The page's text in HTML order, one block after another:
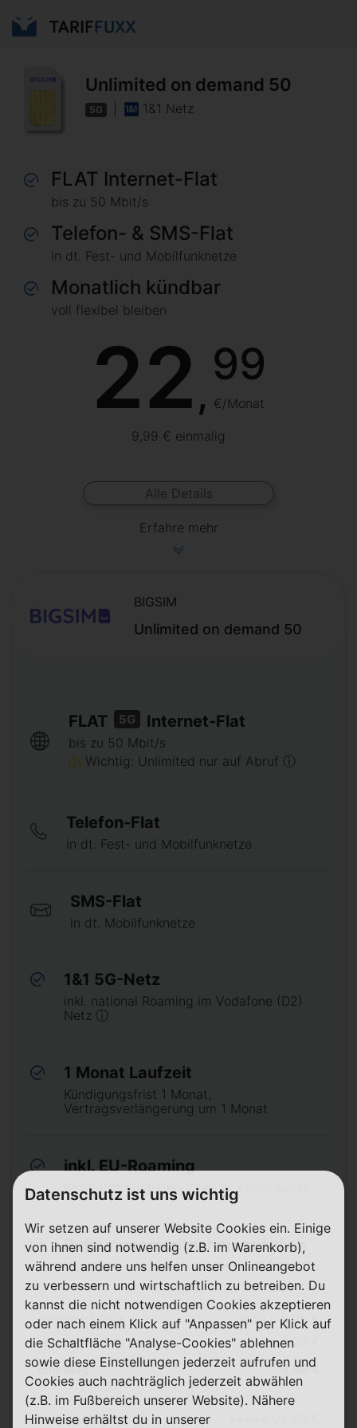
Unlimited on demand 50
5G 1&1 Netz
FLAT Internet-Flat
bis zu 50 Mbit/s
Telefon- & SMS-Flat
in dt. Fest- und Mobilfunknetze
Monatlich kündbar
voll flexibel bleiben
22,
99
€/Monat
9,99 € einmalig
Alle Details
Erfahre mehr
BIGSIM
Unlimited on demand 50
FLAT 5G Internet-Flat
bis zu 50 Mbit/s
Wichtig: Unlimited nur auf Abruf ⓘ
Telefon-Flat
in dt. Fest- und Mobilfunknetze
SMS-Flat
in dt. Mobilfunknetze
1&1 5G-Netz
inkl. national Roaming im Vodafone (D2)
Netz ⓘ
1 Monat Laufzeit
Kündigungsfrist 1 Monat,
Vertragsverlängerung um 1 Monat
inkl. EU-Roaming
Keine Roaming-Gebühren im EU-Ausland
Rufnummernmitnahme möglich
Von einem anderen Anbieter zu BIGSIM ⓘ
Anschlusspreis 19,99 € 9,99 €
Versandkosten
0,00 €
Einmalig
9,99 €
Grundgebühr
Datenschutz ist uns wichtig
Wir setzen auf unserer Website Cookies ein. Einige
von ihnen sind notwendig (z.B. im Warenkorb),
während andere uns helfen unser Onlineangebot
zu verbessern und wirtschaftlich zu betreiben. Du
kannst die nicht notwendigen Cookies akzeptieren
oder nach einem Klick auf "Anpassen" per Klick auf
die Schaltfläche "Analyse-Cookies" ablehnen
sowie diese Einstellungen jederzeit aufrufen und
Cookies auch nachträglich jederzeit abwählen
(z.B. im Fußbereich unserer Website). Nähere
Hinweise erhältst du in unserer